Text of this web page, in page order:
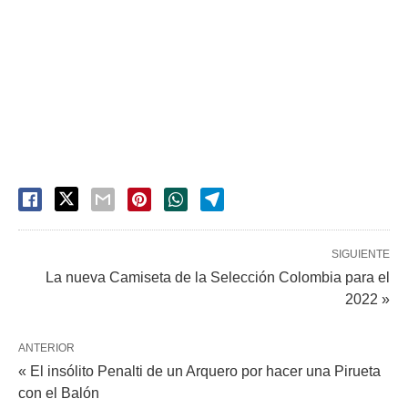
SIGUIENTE
La nueva Camiseta de la Selección Colombia para el
2022 »
ANTERIOR
« El insólito Penalti de un Arquero por hacer una Pirueta
con el Balón